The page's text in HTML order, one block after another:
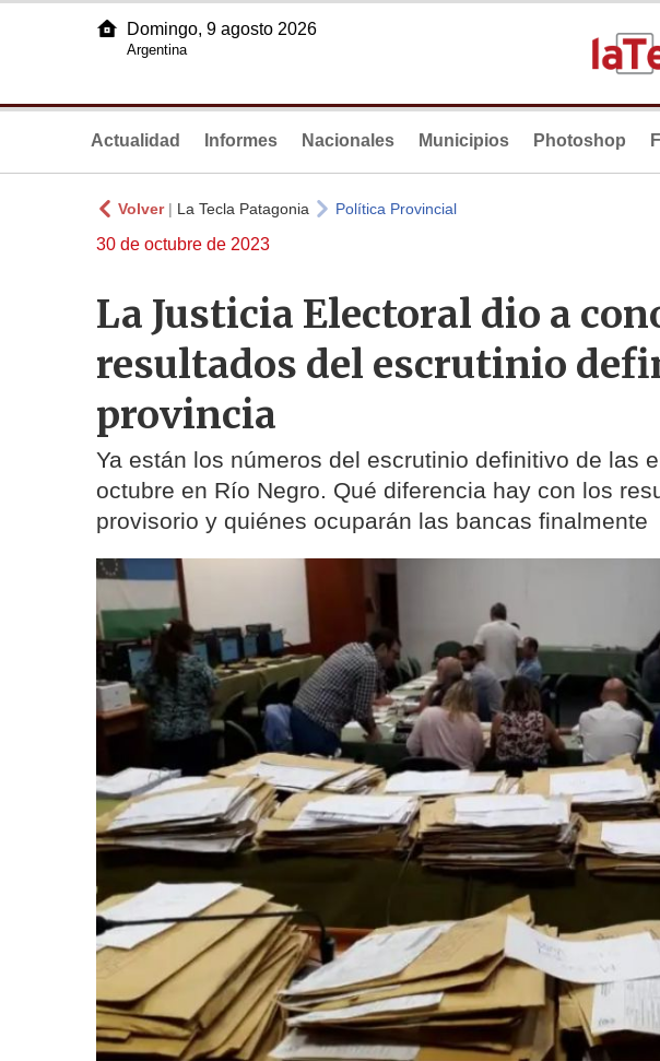
Domingo, 9 agosto 2026
Argentina
Actualidad Informes Nacionales Municipios Photoshop
Volver| La Tecla Patagonia Política Provincial
30 de octubre de 2023
La Justicia Electoral dio a
resultados del escrutinio
provincia
Ya están los números del escrutinio definitivo de las
octubre en Río Negro. Qué diferencia hay con los
provisorio y quiénes ocuparán las bancas finalmente